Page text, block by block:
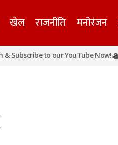
खेल राजनीति मनोरंजन
to our YouTube Now!